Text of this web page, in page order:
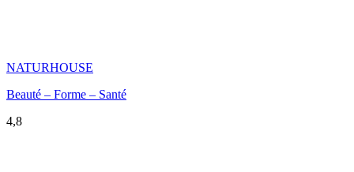
NATURHOUSE
Beauté – Forme – Santé
4,8